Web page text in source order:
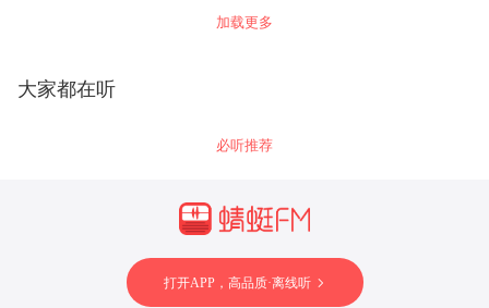
加载更多
大家都在听
必听推荐
打开APP，高品质·离线听